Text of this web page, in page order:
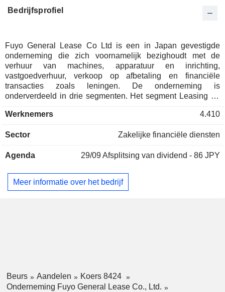
Bedrijfsprofiel
Fuyo General Lease Co Ltd is een in Japan gevestigde
onderneming die zich voornamelijk bezighoudt met de
verhuur van machines, apparatuur en inrichting,
vastgoedverhuur, verkoop op afbetaling en financiële
transacties zoals leningen. De onderneming is
onderverdeeld in drie segmenten. Het segment Leasing en
IT-apparatuur, kantoorapparatuur, industriële
van onroerend goed bij het verstrijken of de beëindiging van
afbetaling van commerciële faciliteiten, productiefaciliteiten
bezig met het verstrekken van leningen, het beheer van
aangehouden effecten en het aangaan van anonieme
Werknemers 4.410
Sector Zakelijke financiële diensten
Agenda 29/09Afsplitsing van dividend - 86 JPY
Meer informatie over het bedrijf
Beurs Aandelen
Koers 8424
Onderneming Fuyo General Lease Co., Ltd.